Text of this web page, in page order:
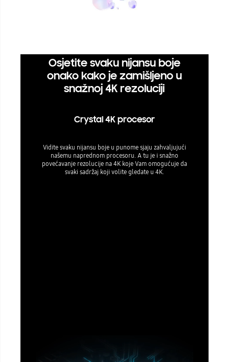
Osjetite svaku nijansu boje
onako kako je zamišljeno u
snažnoj 4K rezoluciji
Crystal 4K procesor
Vidite svaku nijansu boje u punome sjaju zahvaljujući
našemu naprednom procesoru. A tu je i snažno
povećavanje rezolucije na 4K koje Vam omogućuje da
svaki sadržaj koji volite gledate u 4K.